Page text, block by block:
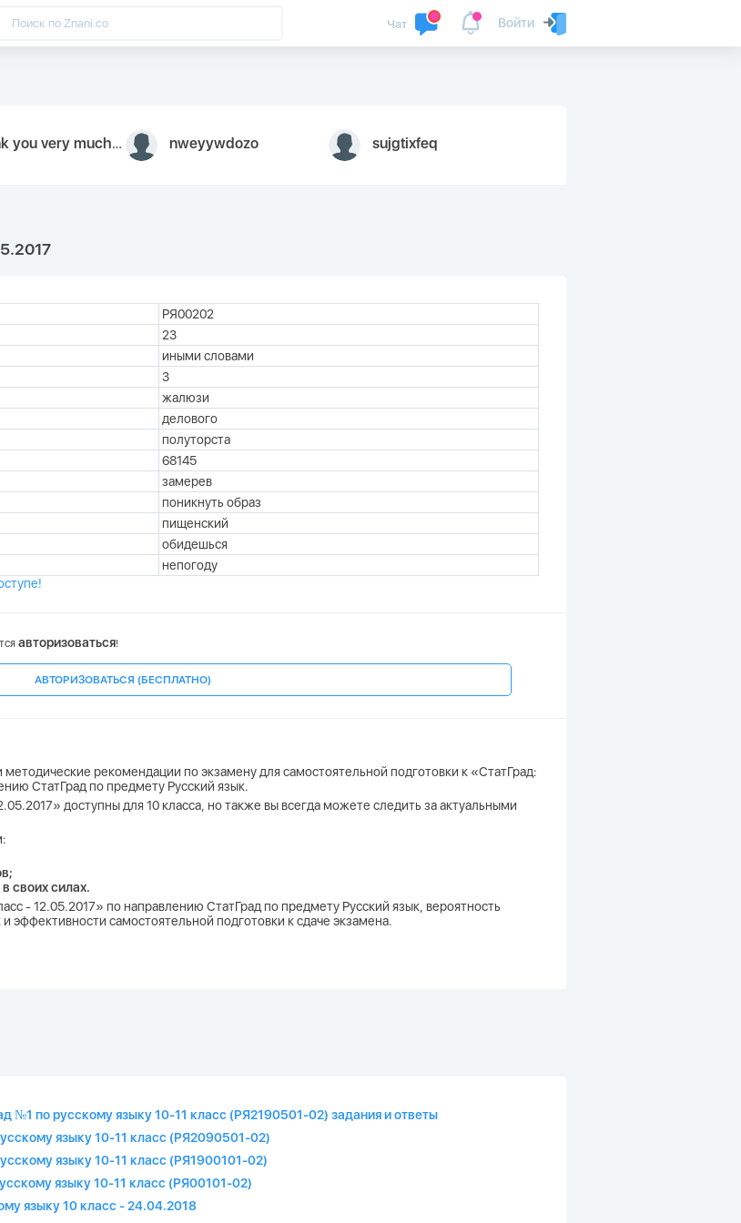
Войти
Чат
your inquiry We appreciate you 9126052 https://youtube.com faceapple ! nweyywdozo sujgtixfeq
РЯ00202
23
иными словами
3
жалюзи
делового
полуторста
68145
замерев
поникнуть образ
пищенский
обидешься
непогоду
авторизоваться!
АВТОРИЗОВАТЬСЯ (БЕСПЛАТНО)
рекомендации по экзамену для самостоятельной подготовки к «СтатГрад:
СтатГрад по предмету Русский язык.
доступны для 10 класса, но также вы всегда можете следить за актуальными
своих силах.
- 12.05.2017» по направлению СтатГрад по предмету Русский язык, вероятность
эффективности самостоятельной подготовки к сдаче экзамена.
№1 по русскому языку 10-11 класс (РЯ2190501-02) задания и ответы
языку 10-11 класс (РЯ2090501-02)
языку 10-11 класс (РЯ1900101-02)
языку 10-11 класс (РЯ00101-02)
языку 10 класс - 24.04.2018